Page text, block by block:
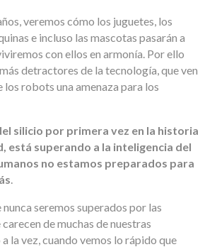
veremos cómo los juguetes, los
e incluso las mascotas pasarán a
con ellos en armonía. Por ello
detractores de la tecnología, que ven
los robots una amenaza para los
silicio por primera vez en la historia
está superando a la inteligencia del
no estamos preparados para
seremos superados por las
de muchas de nuestras
la vez, cuando vemos lo rápido que